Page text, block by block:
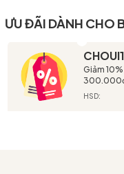
ƯU ĐÃI DÀNH CHO
Giảm
HSD: